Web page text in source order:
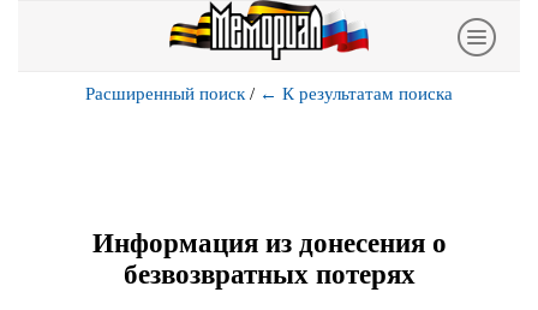
Расширенный поиск / ← К результатам поиска
Информация из донесения о
безвозвратных потерях